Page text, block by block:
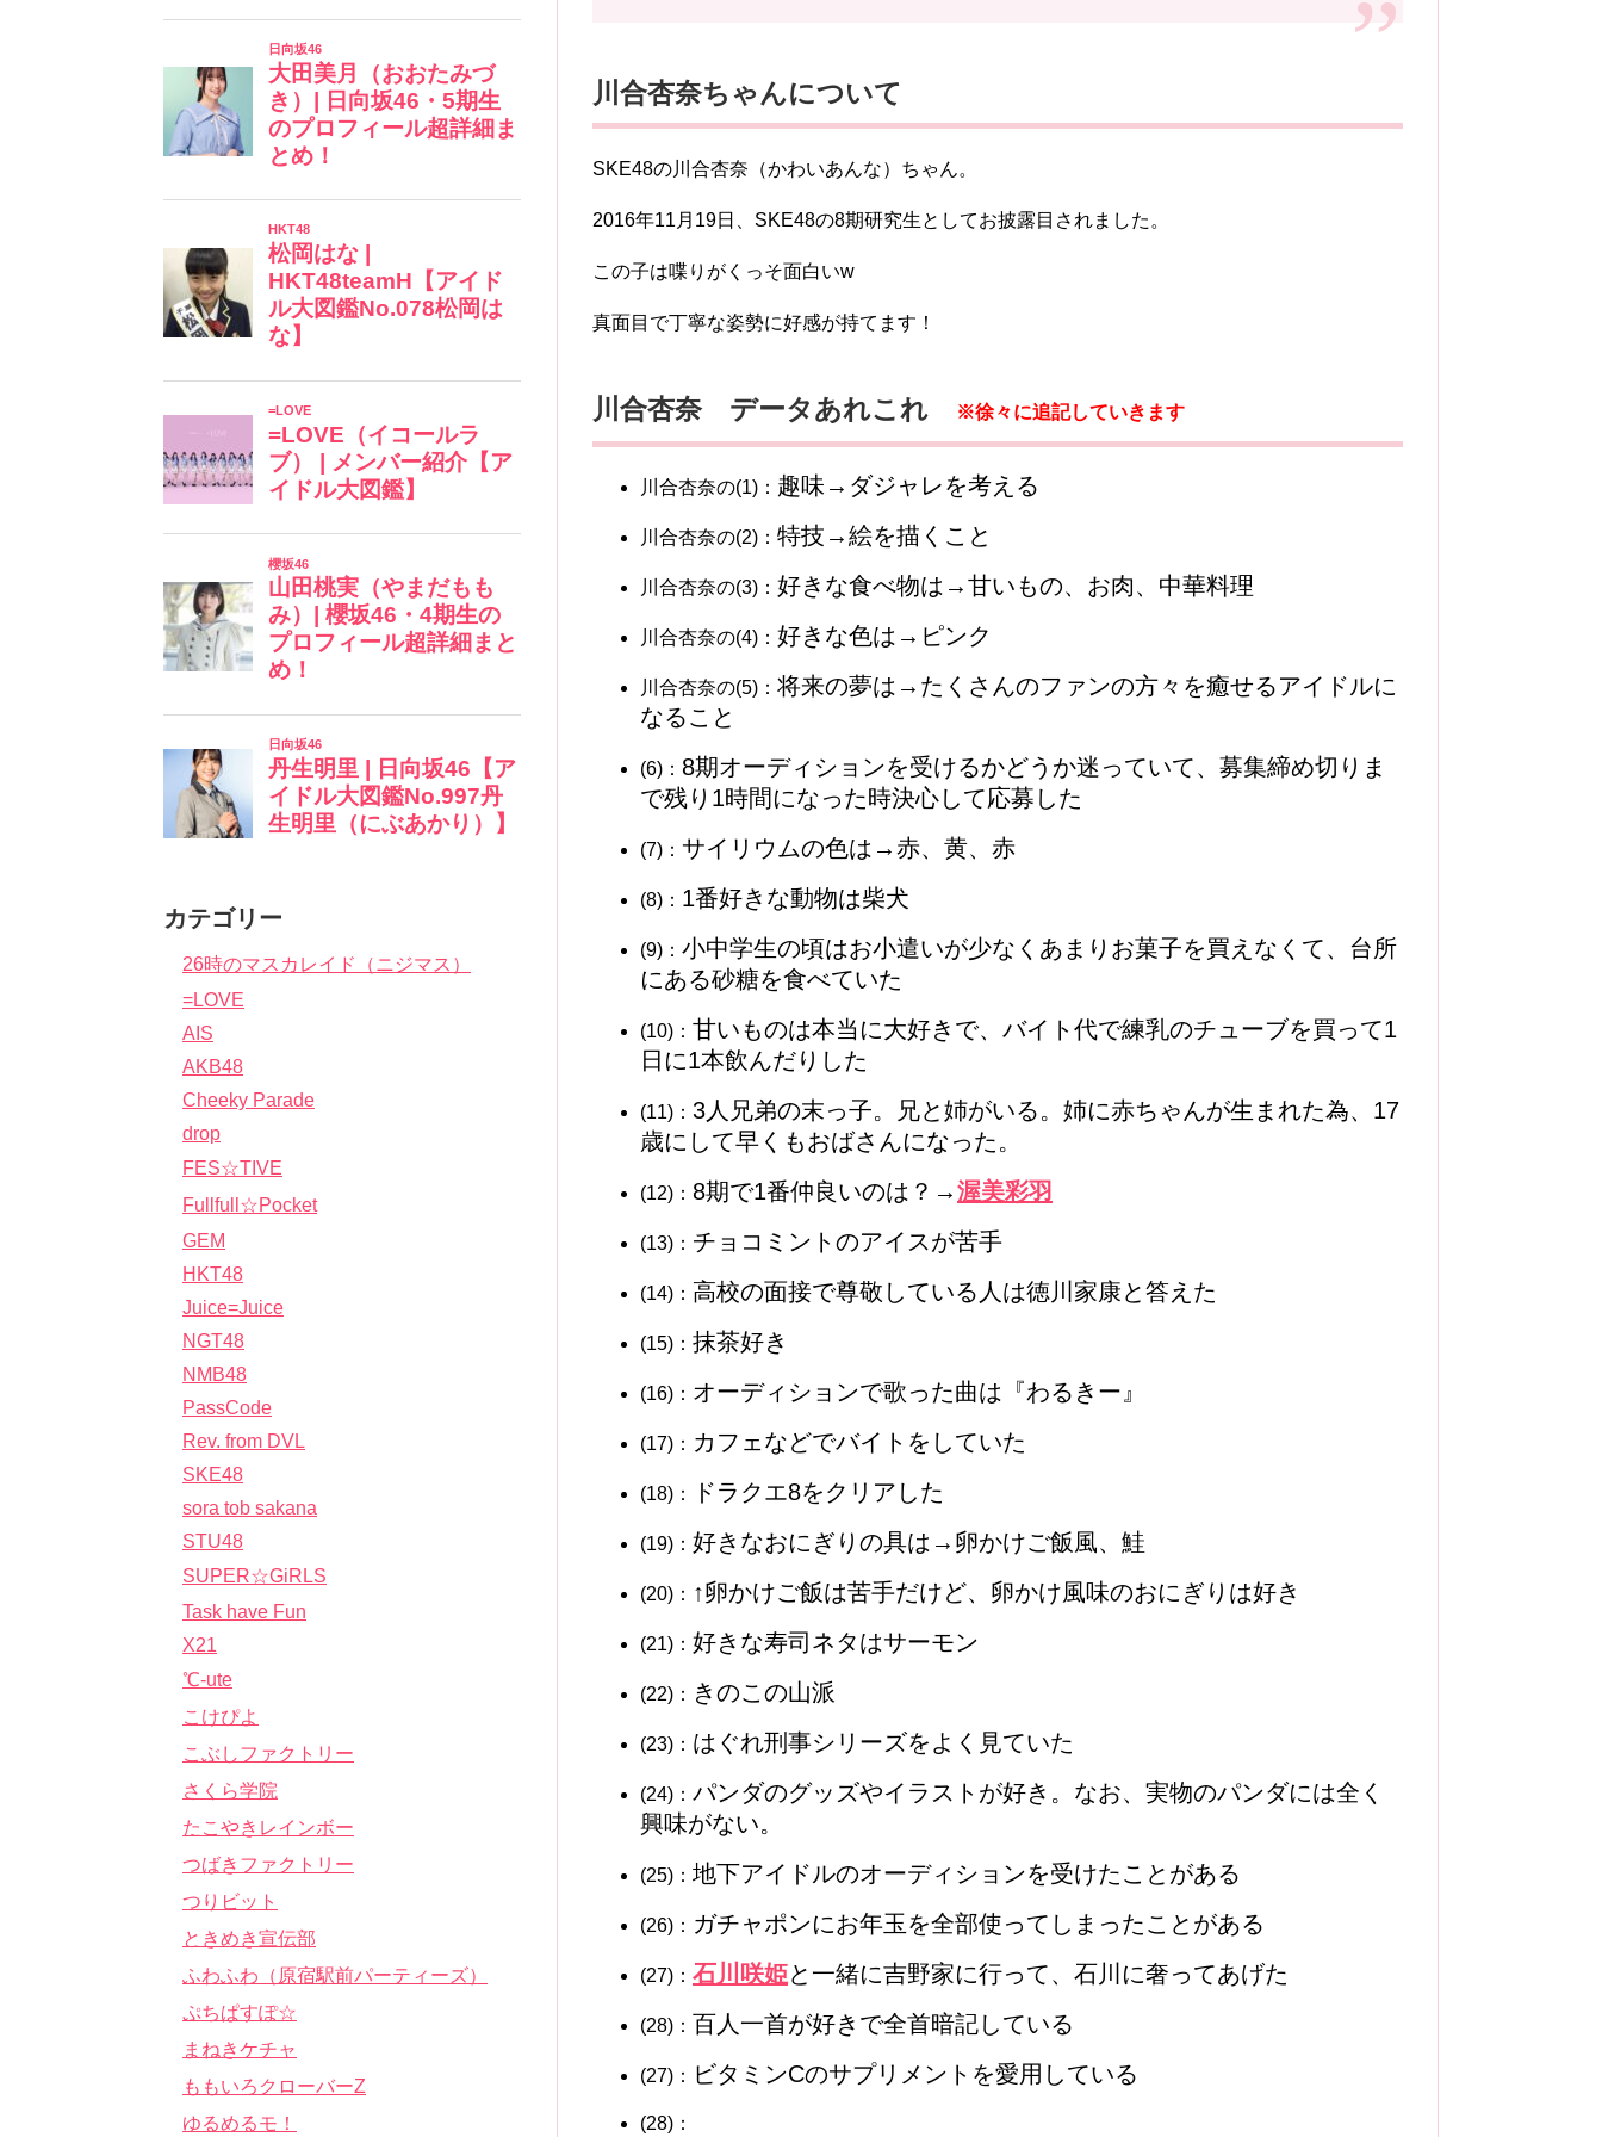
川合杏奈ちゃんについて
SKE48の川合杏奈（かわいあんな）ちゃん。
2016年11月19日、SKE48の8期研究生としてお披露目されました。
この子は喋りがくっそ面白いw
真面目で丁寧な姿勢に好感が持てます！
川合杏奈 データあれこれ ※徐々に追記していきます
川合杏奈の(1)： 趣味→ダジャレを考える
川合杏奈の(2)： 特技→絵を描くこと
川合杏奈の(3)： 好きな食べ物は→甘いもの、お肉、中華料理
川合杏奈の(4)： 好きな色は→ピンク
川合杏奈の(5)： 将来の夢は→たくさんのファンの方々を癒せるアイドルに
なること
(6)： 8期オーディションを受けるかどうか迷っていて、募集締め切りま
で残り1時間になった時決心して応募した
(7)： サイリウムの色は→赤、黄、赤
(8)： 1番好きな動物は柴犬
(9)： 小中学生の頃はお小遣いが少なくあまりお菓子を買えなくて、台所
にある砂糖を食べていた
(10)： 甘いものは本当に大好きで、バイト代で練乳のチューブを買って1
日に1本飲んだりした
(11)： 3人兄弟の末っ子。兄と姉がいる。姉に赤ちゃんが生まれた為、17
歳にして早くもおばさんになった。
(12)： 8期で1番仲良いのは？→渥美彩羽
(13)： チョコミントのアイスが苦手
(14)： 高校の面接で尊敬している人は徳川家康と答えた
(15)： 抹茶好き
(16)： オーディションで歌った曲は『わるきー』
(17)： カフェなどでバイトをしていた
(18)： ドラクエ8をクリアした
(19)： 好きなおにぎりの具は→卵かけご飯風、鮭
(20)： ↑卵かけご飯は苦手だけど、卵かけ風味のおにぎりは好き
(21)： 好きな寿司ネタはサーモン
(22)： きのこの山派
(23)： はぐれ刑事シリーズをよく見ていた
(24)： パンダのグッズやイラストが好き。なお、実物のパンダには全く
興味がない。
(25)： 地下アイドルのオーディションを受けたことがある
(26)： ガチャポンにお年玉を全部使ってしまったことがある
(27)： 石川咲姫と一緒に吉野家に行って、石川に奢ってあげた
(28)： 百人一首が好きで全首暗記している
(27)： ビタミンCのサプリメントを愛用している
(28)：
カテゴリー
26時のマスカレイド（ニジマス）
=LOVE
AIS
AKB48
Cheeky Parade
drop
FES☆TIVE
Fullfull☆Pocket
GEM
HKT48
Juice=Juice
NGT48
NMB48
PassCode
Rev. from DVL
SKE48
sora tob sakana
STU48
SUPER☆GiRLS
Task have Fun
X21
℃-ute
こけぴよ
こぶしファクトリー
さくら学院
たこやきレインボー
つばきファクトリー
つりビット
ときめき宣伝部
ふわふわ（原宿駅前パーティーズ）
ぷちぱすぽ☆
まねきケチャ
ももいろクローバーZ
ゆるめるモ！